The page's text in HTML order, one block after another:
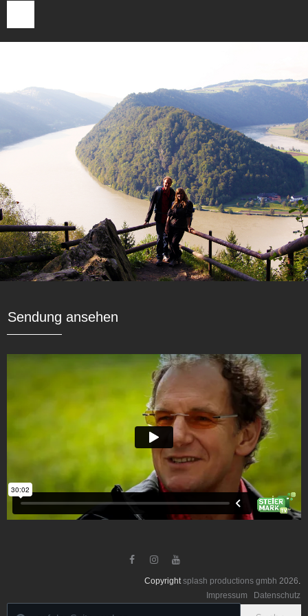
Sendung ansehen
  
Copyrightsplash productions gmbh 2026.
Impressum
Datenschutz